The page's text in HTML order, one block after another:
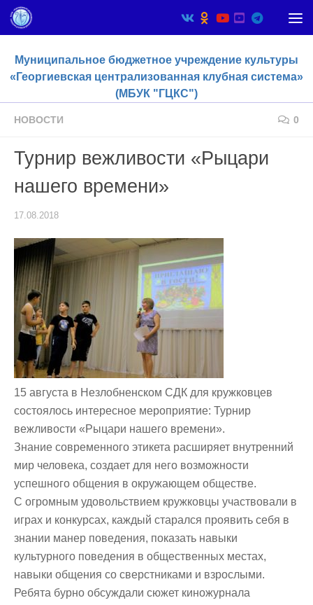
Skip to content
Муниципальное бюджетное учреждение культуры
«Георгиевская централизованная клубная система»
(МБУК "ГЦКС")
НОВОСТИ 0
Турнир вежливости «Рыцари
нашего времени»
17.08.2018
15 августа в Незлобненском СДК для кружковцев
состоялось интересное мероприятие: Турнир
вежливости «Рыцари нашего времени».
Знание современного этикета расширяет внутренний
мир человека, создает для него возможности
успешного общения в окружающем обществе.
С огромным удовольствием кружковцы участвовали в
играх и конкурсах, каждый старался проявить себя в
знании манер поведения, показать навыки
культурного поведения в общественных местах,
навыки общения со сверстниками и взрослыми.
Ребята бурно обсуждали сюжет киножурнала